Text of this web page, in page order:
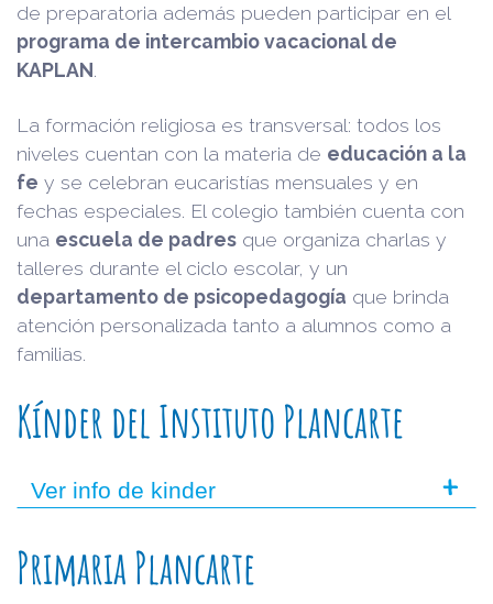
de preparatoria además pueden participar en el
programa de intercambio vacacional de
KAPLAN
La formación religiosa es transversal: todos los
niveles cuentan con la materia de educación a la
fe y se celebran eucaristías mensuales y en
fechas especiales. El colegio también cuenta con
una escuela de padres que organiza charlas y
talleres durante el ciclo escolar, y un
departamento de psicopedagogía que brinda
atención personalizada tanto a alumnos como a
familias.
Kínder del Instituto Plancarte
Ver info de kinder +
Primaria Plancarte